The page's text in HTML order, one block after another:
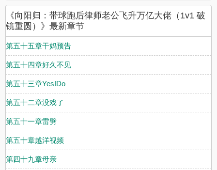
才懂得所有的失去，都是为了学会坦诚与珍惜。世事总有意外，亦深
藏惊喜，塞翁失马，归来皆是成全。*祸兮福之所倚，福兮祸之所
伏。——《道德经·第五十八章》故福之为祸，祸之为福，化不可
简介废、正剧风、架空现代2.剧情文，慢热，九素一荤，少量车，车
速乌龟，仅作为升温点缀3.女主洁，男主非处有前任，有过失有误会
有狗血，无出轨无背叛4.男不渣女不作，清甜无虐，细水长流的双向
奔赴5.有副cp、副副cp、副副副cp……未填的坑会在番外或下一篇文
中填上6.世界观包容大同，每个人都有爱人和被爱的权利，异性同性
和谐共生，不是全世界都厌同恐同，也不是全世界都搞基百合**新手
练笔，谢谢支持！日更，如遇特殊情况，会在作话或微博请假，喜欢
请多多收藏，多多投喂珠珠，亲亲的鼓励就是更新的最大动力喔??
《向阳归：带球跑后律师老公飞升万亿大佬（1v1 破
镜重圆）》最新章节
第五十五章干妈预告
第五十四章好久不见
第五十三章YesIDo
第五十二章没戏了
第五十一章雷劈
第五十章越洋视频
第四十九章母亲